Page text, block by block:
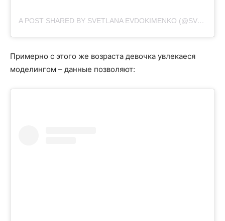
A POST SHARED BY SVETLANA EVDOKIMENKO (@SVETIKA)
Примерно с этого же возраста девочка увлекаеся
моделингом – данные позволяют: